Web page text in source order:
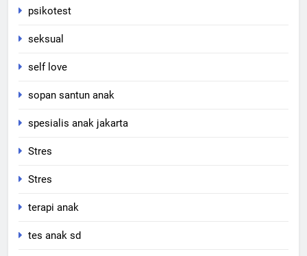
psikotest
seksual
self love
sopan santun anak
spesialis anak jakarta
Stres
Stres
terapi anak
tes anak sd